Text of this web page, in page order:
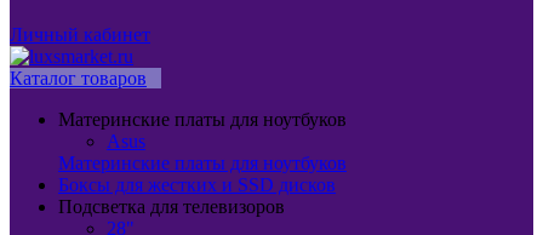
Личный кабинет
Каталог товаров
Материнские платы для ноутбуков
Asus
Материнские платы для ноутбуков
Боксы для жестких и SSD дисков
Подсветка для телевизоров
28"